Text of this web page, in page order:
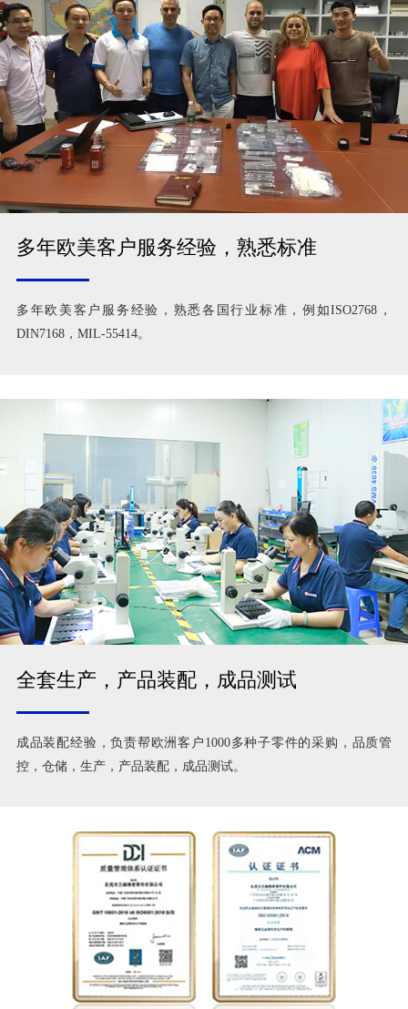
多年欧美客户服务经验，熟悉标准
多年欧美客户服务经验，熟悉各国行业标准，例如ISO2768，
DIN7168，MIL-55414。
全套生产，产品装配，成品测试
成品装配经验，负责帮欧洲客户1000多种子零件的采购，品质管
控，仓储，生产，产品装配，成品测试。